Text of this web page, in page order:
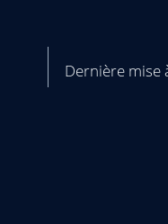
Dernière mise